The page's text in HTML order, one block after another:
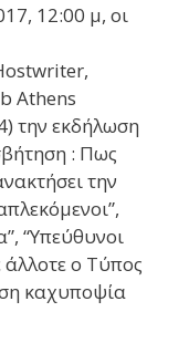
12:00 μ, οι
Athens
την εκδήλωση
: Πως
την
“Υπεύθυνοι
άλλοτε ο Τύπος
καχυποψία